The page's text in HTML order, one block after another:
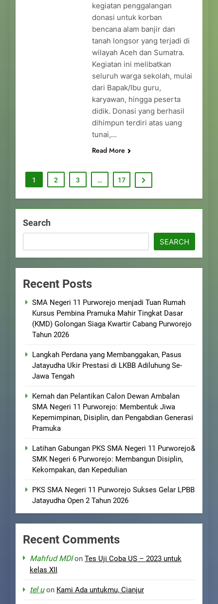
kegiatan penggalangan
donasi untuk korban
bencana alam banjir dan
tanah longsor yang terjadi di
wilayah Aceh dan Sumatra.
Kegiatan ini melibatkan
seluruh warga sekolah, mulai
dari Bapak/Ibu guru,
karyawan, hingga peserta
didik. Donasi yang berhasil
dihimpun terdiri atas uang
tunai,…
Read More
1 2 3 … 17
Search
SEARCH
Recent Posts
SMA Negeri 11 Purworejo menjadi Tuan Rumah
Kursus Pembina Pramuka Mahir Tingkat Dasar
(KMD) Golongan Siaga Kwartir Cabang Purworejo
Tahun 2026
Langkah Perdana yang Membanggakan, Pasus
Jatayudha Ukir Prestasi di LKBB Adiluhung Se-
Jawa Tengah
Kemah dan Pelantikan Calon Dewan Ambalan
SMA Negeri 11 Purworejo: Membentuk Jiwa
Kepemimpinan, Disiplin, dan Pengabdian Generasi
Pramuka
Latihan Gabungan PKS SMA Negeri 11 Purworejo&
SMK Negeri 6 Purworejo: Membangun Disiplin,
Kekompakan, dan Kepedulian
PKS SMA Negeri 11 Purworejo Sukses Gelar LPBB
Jatayudha Open 2 Tahun 2026
Recent Comments
Mahfud MDIon Tes Uji Coba US – 2023 untuk
kelas XII
tel uon Kami Ada untukmu, Cianjur